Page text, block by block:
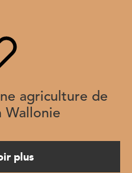
agriculture de
Wallonie
plus